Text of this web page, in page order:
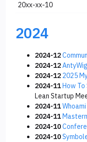
20xx-xx-10
2024
2024-12
2024-12
2024-12 2025
2024-11How To
Lean Startup
2024-11
2024-11
2024-10
2024-10